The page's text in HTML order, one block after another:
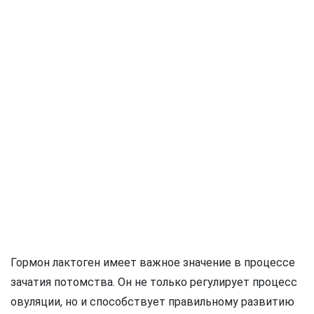
Гормон лактоген имеет важное значение в процессе
зачатия потомства. Он не только регулирует процесс
овуляции, но и способствует правильному развитию